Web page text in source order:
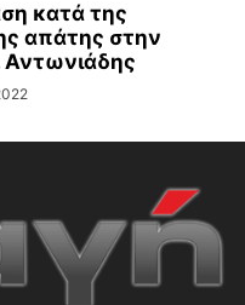
κατά της
απάτης στην
Αντωνιάδης